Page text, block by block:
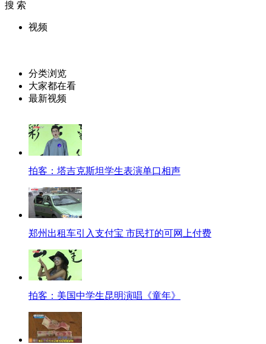
搜 索
视频
分类浏览
大家都在看
最新视频
拍客：塔吉克斯坦学生表演单口相声
郑州出租车引入支付宝 市民打的可网上付费
拍客：美国中学生昆明演唱《童年》